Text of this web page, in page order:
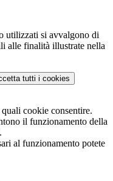
utilizzati si avvalgono di
alle finalità illustrate nella
tutti i cookies
cookie consentire.
il funzionamento della
al funzionamento potete